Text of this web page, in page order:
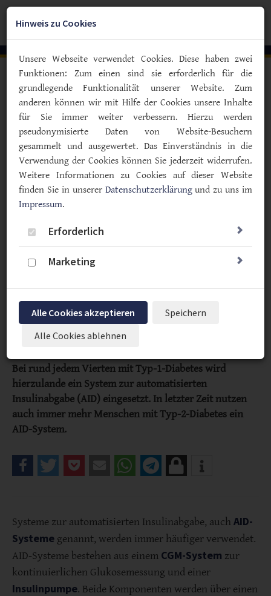
Zum
Hauptinhalt
Vorlesen
Immer mehr Menschen nutzen AID-Systeme
Automatisierte Insulindosierung
auch bei Typ-2-Diabetes
09.04.2025
Typ 2 Therapie Wissenschaft & Forschung
Bei rund jedem Vierten mit Typ-1-Diabetes wird
hierzulande ein System zur automatisierten
Insulinabgabe (AID) eingesetzt. In letzter Zeit nutzen
auch immer mehr Menschen mit Typ-2-Diabetes ein
AID-System.
Systeme zur automatisierten Insulinabgabe, auch AID-
Systeme genannt, werden immer häufiger verwendet.
AID-Systeme bestehen aus einem CGM-System zur
kontinuierlichen Glukosemessung und einer
Insulinpumpe. Beide Komponenten werden über einen
Hinweis zu Cookies
Unsere Webseite verwendet Cookies. Diese haben zwei
Funktionen: Zum einen sind sie erforderlich für die
grundlegende Funktionalität unserer Website. Zum
anderen können wir mit Hilfe der Cookies unsere Inhalte
für Sie immer weiter verbessern. Hierzu werden
pseudonymisierte Daten von Website-Besuchern
gesammelt und ausgewertet. Das Einverständnis in die
Verwendung der Cookies können Sie jederzeit widerrufen.
Weitere Informationen zu Cookies auf dieser Website
finden Sie in unserer Datenschutzerklärungund zu uns im
Impressum.
Erforderlich
Marketing
Alle Cookies akzeptieren
Speichern
Alle Cookies ablehnen